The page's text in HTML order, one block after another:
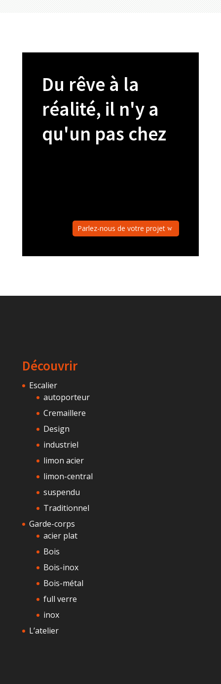
Du rêve à la
réalité, il n'y a
qu'un pas chez
Parlez-nous de votre projet
Découvrir
Escalier
autoporteur
Cremaillere
Design
industriel
limon acier
limon-central
suspendu
Traditionnel
Garde-corps
acier plat
Bois
Bois-inox
Bois-métal
full verre
inox
L’atelier